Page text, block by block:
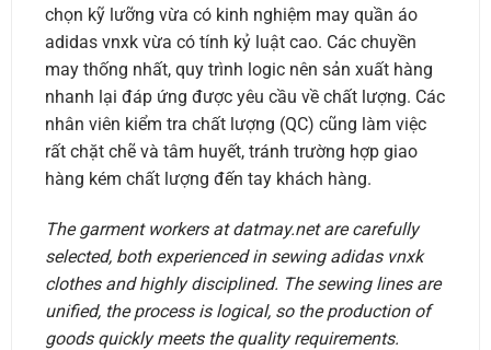
chọn kỹ lưỡng vừa có kinh nghiệm may quần áo
adidas vnxk vừa có tính kỷ luật cao. Các chuyền
may thống nhất, quy trình logic nên sản xuất hàng
nhanh lại đáp ứng được yêu cầu về chất lượng. Các
nhân viên kiểm tra chất lượng (QC) cũng làm việc
rất chặt chẽ và tâm huyết, tránh trường hợp giao
hàng kém chất lượng đến tay khách hàng.
The garment workers at datmay.net are carefully
selected, both experienced in sewing adidas vnxk
clothes and highly disciplined. The sewing lines are
unified, the process is logical, so the production of
goods quickly meets the quality requirements.